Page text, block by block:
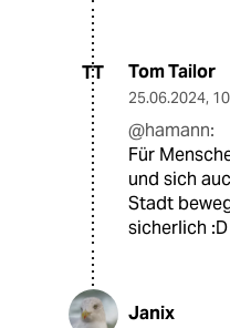
TT Tom Tailor
25.06.2024,
@hamann:
Für
und sich
Stadt
sicherlich :D
Janix